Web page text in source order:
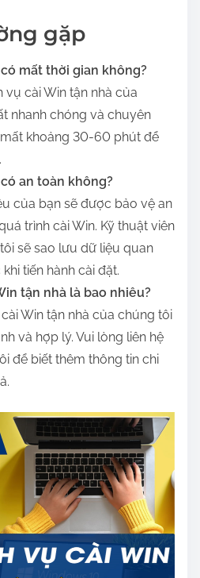
gặp
mất thời gian không?
vụ cài Win tận nhà của
nhanh chóng và chuyên
khoảng 30-60 phút để
an toàn không?
của bạn sẽ được bảo vệ an
trình cài Win. Kỹ thuật viên
sẽ sao lưu dữ liệu quan
tiến hành cài đặt.
tận nhà là bao nhiêu?
Win tận nhà của chúng tôi
và hợp lý. Vui lòng liên hệ
để biết thêm thông tin chi